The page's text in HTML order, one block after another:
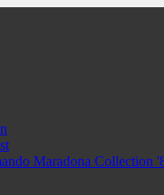
Maradona Collection